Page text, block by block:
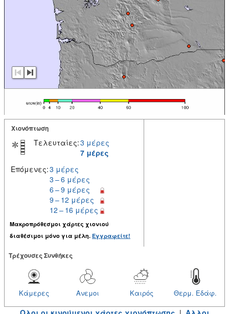
Χιονόπτωση
Τελευταίες:3 μέρες
7 μέρες
Επόμενες:3 μέρες
3 – 6 μέρες
6 – 9 μέρες
9 – 12 μέρες
12 – 16 μέρες
Μακροπρόθεσμοι χάρτες χιονιού
διαθέσιμοι μόνο για μέλη. Εγγραφείτε!
Tρέχουσες Συνθήκες
Θερμ. Εδάφ.
Καιρός
Ανεμοι
Κάμερες